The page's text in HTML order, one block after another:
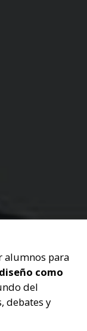
alumnos para
diseño como
del
debates y